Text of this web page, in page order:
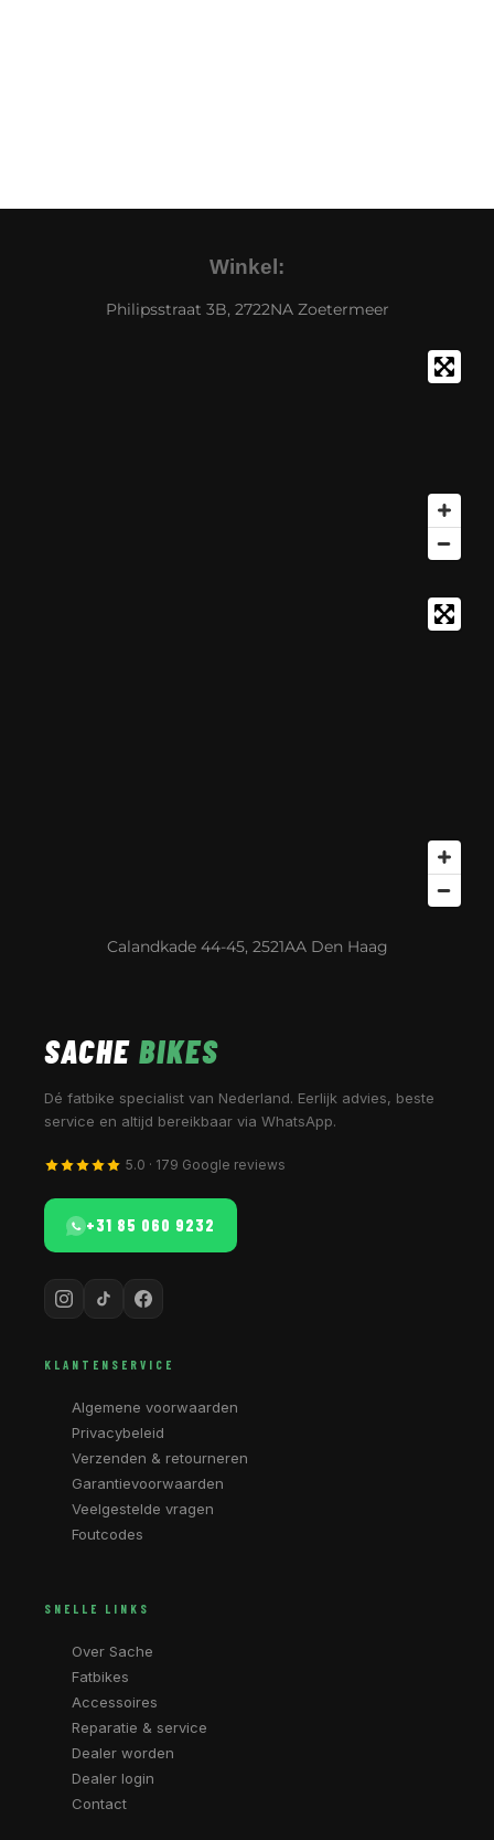
Winkel:
Philipsstraat 3B, 2722NA Zoetermeer
Calandkade 44-45, 2521AA Den Haag
SACHE BIKES
Dé fatbike specialist van Nederland. Eerlijk advies, beste
service en altijd bereikbaar via WhatsApp.
5.0 · 179 Google reviews
+31 85 060 9232
KLANTENSERVICE
Algemene voorwaarden
Privacybeleid
Verzenden & retourneren
Garantievoorwaarden
Veelgestelde vragen
Foutcodes
SNELLE LINKS
Over Sache
Fatbikes
Accessoires
Reparatie & service
Dealer worden
Dealer login
Contact